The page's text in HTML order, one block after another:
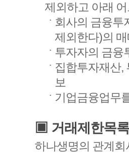
제외하고 아래
회사의 금융투
제외한다)의
투자자의 금융
집합투자재산,
보
기업금융업무
▣ 거래제한목
하나생명의 관계